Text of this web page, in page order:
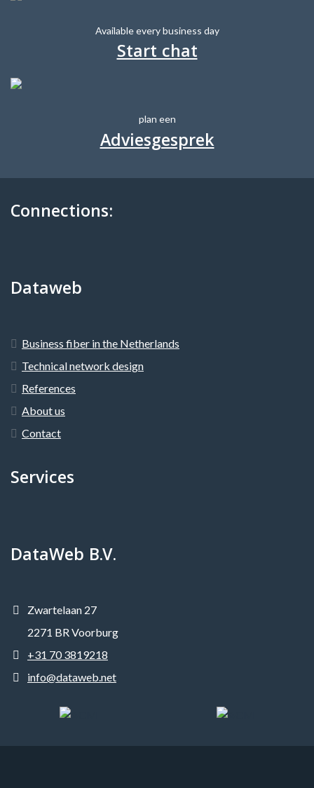
Available every business day
Start chat
plan een
Adviesgesprek
Connections:
Dataweb
Business fiber in the Netherlands
Technical network design
References
About us
Contact
Services
DataWeb B.V.
Zwartelaan 27
2271 BR Voorburg
+31 70 3819218
info@dataweb.net